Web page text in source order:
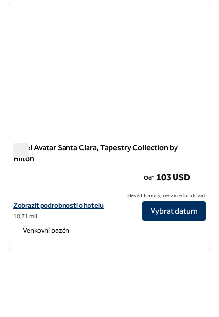
1 z 12
další
Hotel Avatar Santa Clara, Tapestry Collection by
Hilton
Zobrazit detaily hotelu Avatar Hotel Santa Clara, Tapestry
Zobrazit podrobnosti o hotelu
10,71 mil
Od* 103 USD
Sleva Honors, nelze refundovat
Vybrat datum
Venkovní bazén
1 z 12
další